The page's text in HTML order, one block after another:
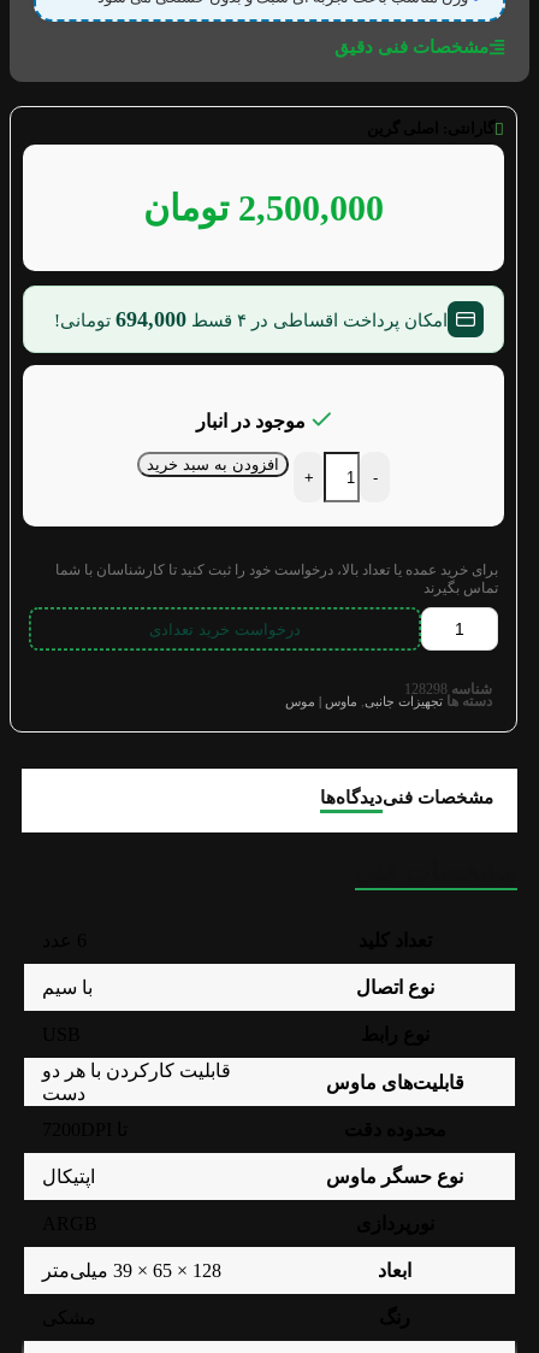
مشخصات فنی دقیق
2,500,000 تومان
امکان پرداخت اقساطی در ۴ قسط 694,000 تومانی!
موجود در انبار
-
+
افزودن به سبد خرید
برای خرید عمده یا تعداد بالا، درخواست خود را ثبت کنید تا کارشناسان با شما
تماس بگیرند
درخواست خرید تعدادی
شناسه 128298
دسته ها تجهیزات جانبی, ماوس | موس
مشخصات فنیدیدگاه‌ها
نوع اتصال با سیم
قابلیت‌های ماوس
قابلیت کارکردن با هر دو
دست
نوع حسگر ماوس اپتیکال
ابعاد 128 × 65 × 39 میلی‌متر